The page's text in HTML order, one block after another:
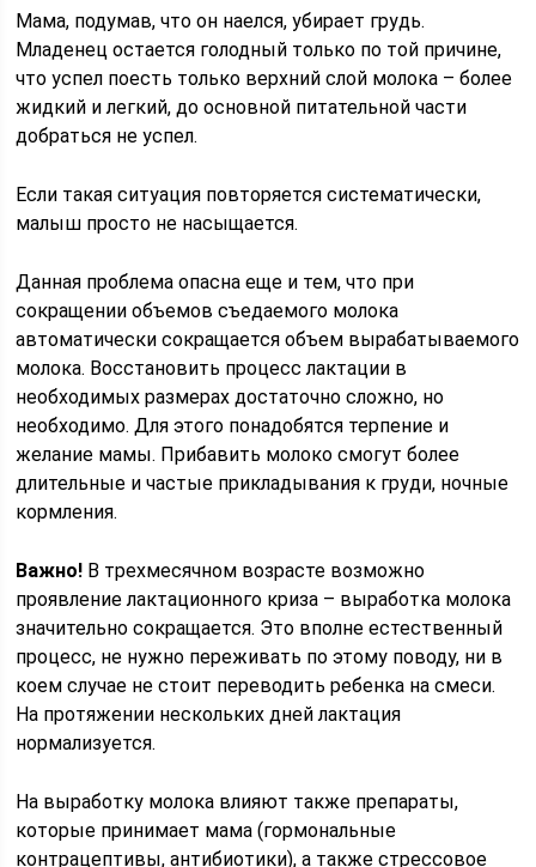
Мама, подумав, что он наелся, убирает грудь.
Младенец остается голодный только по той причине,
что успел поесть только верхний слой молока – более
жидкий и легкий, до основной питательной части
добраться не успел.
Если такая ситуация повторяется систематически,
малыш просто не насыщается.
Данная проблема опасна еще и тем, что при
сокращении объемов съедаемого молока
автоматически сокращается объем вырабатываемого
молока. Восстановить процесс лактации в
необходимых размерах достаточно сложно, но
необходимо. Для этого понадобятся терпение и
желание мамы. Прибавить молоко смогут более
длительные и частые прикладывания к груди, ночные
кормления.
Важно! В трехмесячном возрасте возможно
проявление лактационного криза – выработка молока
значительно сокращается. Это вполне естественный
процесс, не нужно переживать по этому поводу, ни в
коем случае не стоит переводить ребенка на смеси.
На протяжении нескольких дней лактация
нормализуется.
На выработку молока влияют также препараты,
которые принимает мама (гормональные
контрацептивы, антибиотики), а также стрессовое